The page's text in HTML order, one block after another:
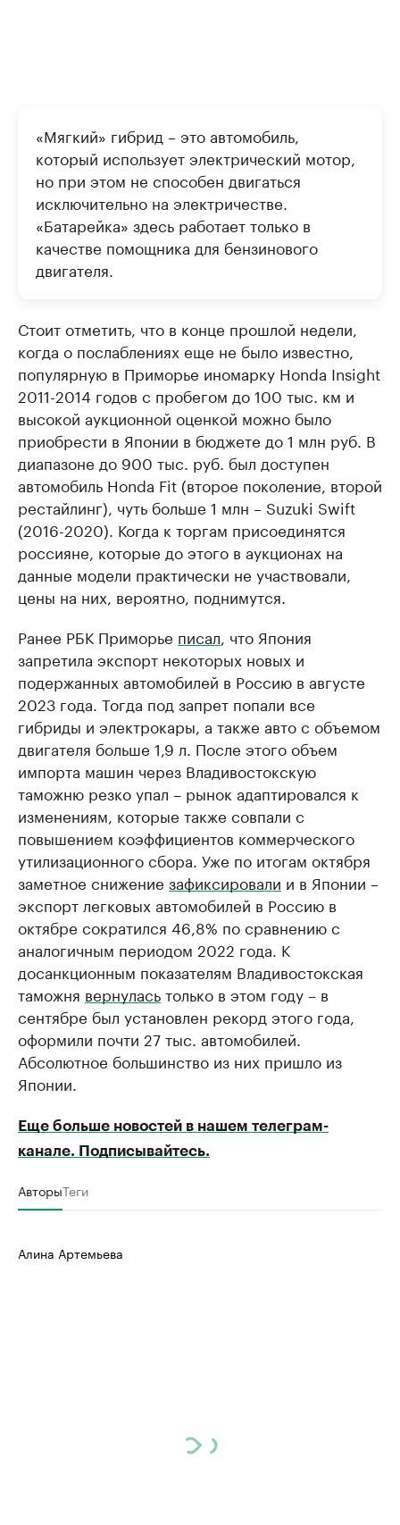
«Мягкий» гибрид – это автомобиль,
который использует электрический мотор,
но при этом не способен двигаться
исключительно на электричестве.
«Батарейка» здесь работает только в
качестве помощника для бензинового
двигателя.
Стоит отметить, что в конце прошлой недели,
когда о послаблениях еще не было известно,
популярную в Приморье иномарку Honda Insight
2011-2014 годов с пробегом до 100 тыс. км и
высокой аукционной оценкой можно было
приобрести в Японии в бюджете до 1 млн руб. В
диапазоне до 900 тыс. руб. был доступен
автомобиль Honda Fit (второе поколение, второй
рестайлинг), чуть больше 1 млн – Suzuki Swift
(2016-2020). Когда к торгам присоединятся
россияне, которые до этого в аукционах на
данные модели практически не участвовали,
цены на них, вероятно, поднимутся.
Ранее РБК Приморье писал , что Япония
запретила экспорт некоторых новых и
подержанных автомобилей в Россию в августе
2023 года. Тогда под запрет попали все
гибриды и электрокары, а также авто с объемом
двигателя больше 1,9 л. После этого объем
импорта машин через Владивостокскую
таможню резко упал – рынок адаптировался к
изменениям, которые также совпали с
повышением коэффициентов коммерческого
утилизационного сбора. Уже по итогам октября
заметное снижение зафиксировали и в Японии –
экспорт легковых автомобилей в Россию в
октябре сократился 46,8% по сравнению с
аналогичным периодом 2022 года. К
досанкционным показателям Владивостокская
таможня вернуласьтолько в этом году – в
сентябре был установлен рекорд этого года,
оформили почти 27 тыс. автомобилей.
Абсолютное большинство из них пришло из
Японии.
Еще больше новостей в нашем телеграм-
канале. Подписывайтесь.
АвторыТеги
Алина Артемьева